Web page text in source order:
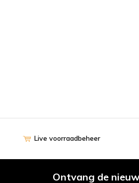
Live voorraadbeheer
Ontvang de